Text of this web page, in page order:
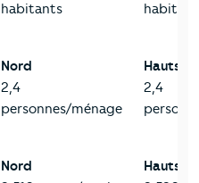
habitants
Nord
2,4
personnes/ménage
Hauts-
2,4
Nord
Hauts-